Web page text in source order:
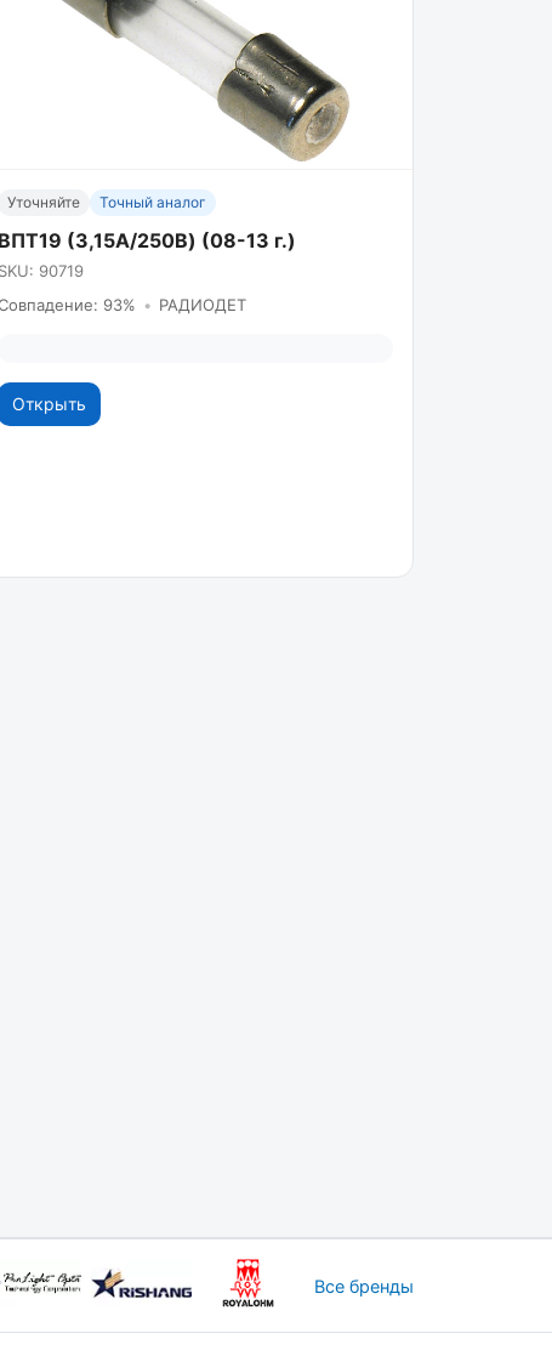
Уточняйте Точный аналог
ВПТ19 (3,15А/250B) (08-13 г.)
SKU: 90719
93% • РАДИОДЕТ
Открыть
Все бренды